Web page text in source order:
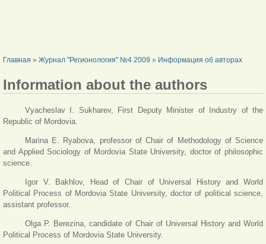
ВЫ ЗДЕСЬ
Главная » Журнал "Регионология" №4 2009 » Информация об авторах
Information about the authors
Vyacheslav I. Sukharev, First Deputy Minister of Industry of the
Republic of Mordovia.
Marina E. Ryabova, professor of Chair of Methodology of Science
and Applied Sociology of Mordovia State University, doctor of philosophic
science.
Igor V. Bakhlov, Head of Chair of Universal History and World
Political Process of Mordovia State University, doctor of political science,
assistant professor.
Olga P. Berezina, candidate of Chair of Universal History and World
Political Process of Mordovia State University.